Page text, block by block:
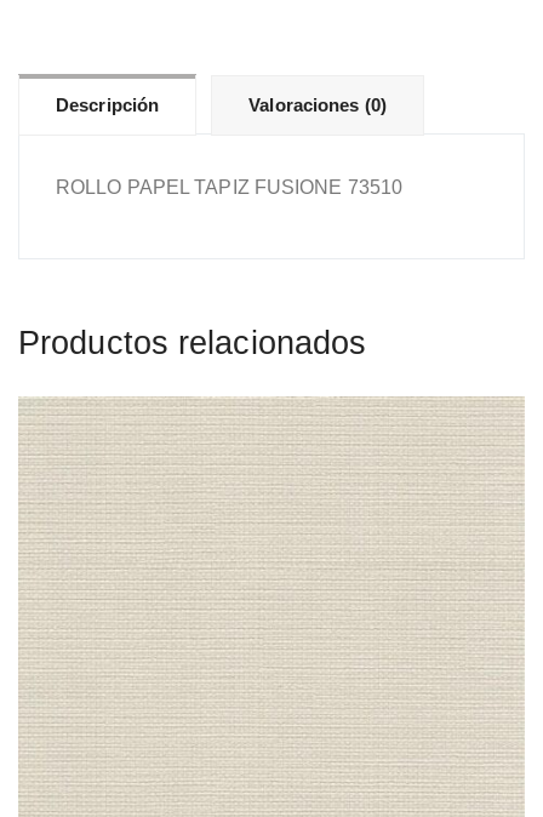
Descripción Valoraciones (0)
ROLLO PAPEL TAPIZ FUSIONE 73510
Productos relacionados